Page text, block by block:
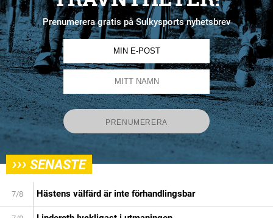
Prenumerera gratis på Sulkysports nyhetsbrev
››› SENASTE
7/8 Hästens välfärd är inte förhandlingsbar